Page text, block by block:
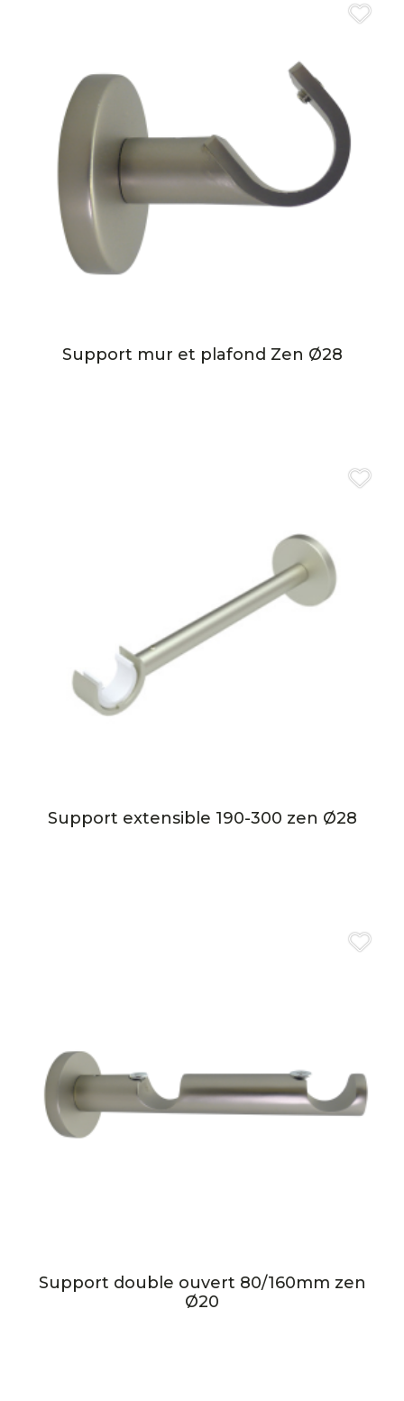
Support mur et plafond Zen Ø28
Support extensible 190-300 zen Ø28
Support double ouvert 80/160mm zen
Ø20